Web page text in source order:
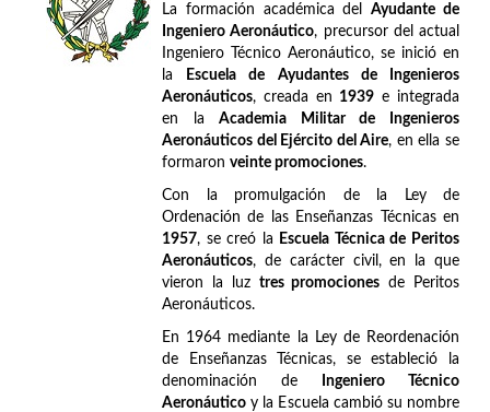
La formación académica delAyudante de
Ingeniero Aeronáutico, precursor del actual
Ingeniero Técnico Aeronáutico, se inició en
la
Escuela de Ayudantes de Ingenieros
Aeronáuticos, creada en 1939 e integrada
en laAcademia Militar de Ingenieros
Aeronáuticos del Ejército del Aire, en ella se
formaron veinte promociones.
Con la promulgación de la Ley de
Ordenación de las Enseñanzas Técnicas en
1957, se creó la
Escuela Técnica de Peritos
Aeronáuticos, de carácter civil, en la que
vieron la luz tres promociones de Peritos
Aeronáuticos.
En 1964 mediante la Ley de Reordenación
de Enseñanzas Técnicas, se estableció la
denominación de
Ingeniero Técnico
Aeronáutico y la Escuela cambió su nombre